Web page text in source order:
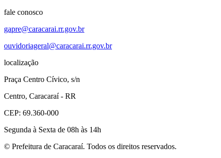
fale conosco
gapre@caracarai.rr.gov.br
ouvidoriageral@caracarai.rr.gov.br
localização
Praça Centro Cívico, s/n
Centro, Caracaraí - RR
CEP: 69.360-000
Segunda à Sexta de 08h às 14h
© Prefeitura de Caracaraí. Todos os direitos reservados.